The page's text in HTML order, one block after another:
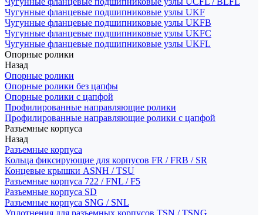
Чугунные фланцевые подшипниковые узлы UKF
Чугунные фланцевые подшипниковые узлы UKFB
Чугунные фланцевые подшипниковые узлы UKFC
Чугунные фланцевые подшипниковые узлы UKFL
Опорные ролики
Назад
Опорные ролики
Опорные ролики без цапфы
Опорные ролики с цапфой
Профилированные направляющие ролики
Профилированные направляющие ролики с цапфой
Разъемные корпуса
Назад
Разъемные корпуса
Кольца фиксирующие для корпусов FR / FRB / SR
Концевые крышки ASNH / TSU
Разъемные корпуса 722 / FNL / F5
Разъемные корпуса SD
Разъемные корпуса SNG / SNL
Уплотнения для разъемных корпусов TSN / TSNG